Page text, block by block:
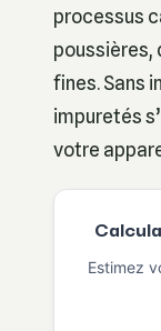
processus
poussières,
fines. Sans
impuretés
votre
Estimez